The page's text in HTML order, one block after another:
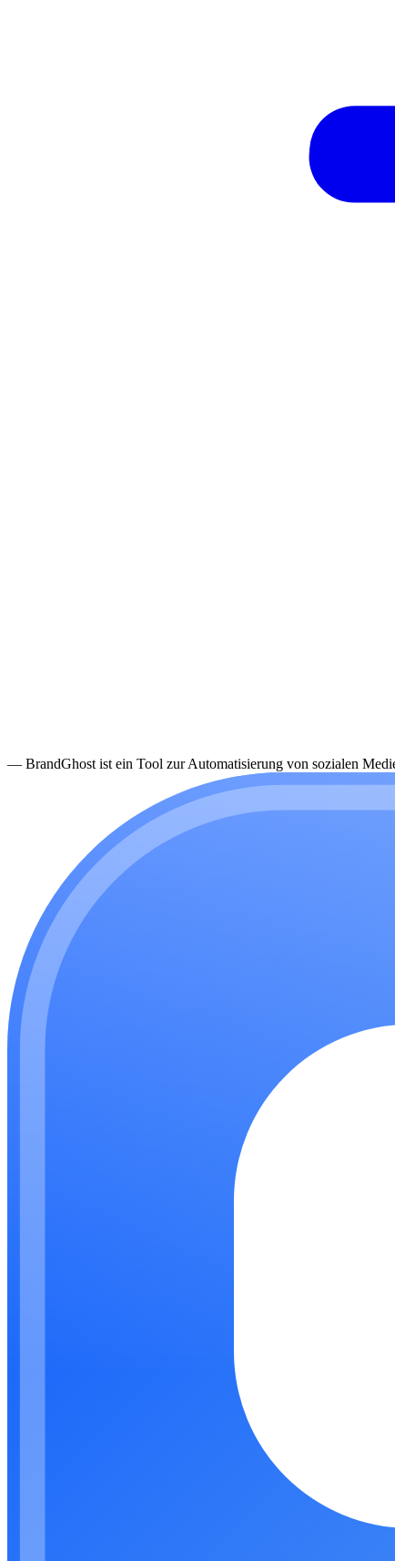
— BrandGhost ist ein Tool zur Automatisierung von sozialen